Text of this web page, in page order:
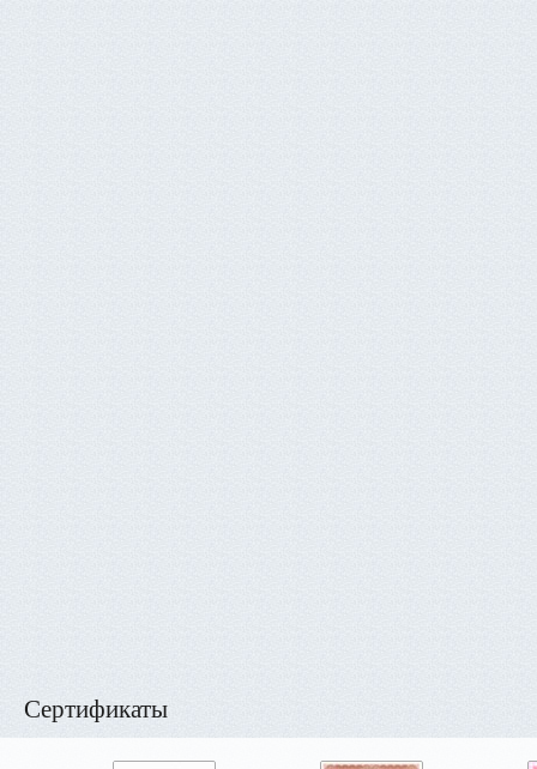
Сертификаты